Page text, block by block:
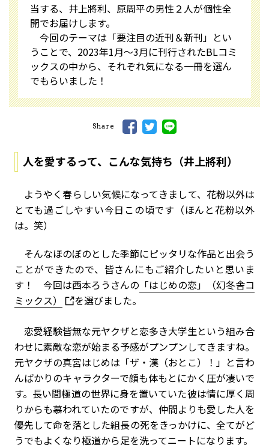
当する、井上將利、原周平の男性２人が個性全
開でお届けします。
今回のテーマは「要注目の近刊＆新刊」とい
うことで、2023年1月〜3月に刊行されたBLコミ
ックスの中から、それぞれ気になる一冊を選ん
でもらいました！
Share
人を愛するって、こんな気持ち（井上將利）
ようやく春らしい気候になってきまして、花粉以外は
とても過ごしやすい今日この頃です（ほんと花粉以外
は。笑）
そんなほのぼのとした季節にピッタリな作品と出会う
ことができたので、皆さんにもご紹介したいと思いま
す！ 今回は西本ろうさんの 「はじめの恋」（幻冬舎コ
ミックス）
を選びました。
恋愛経験皆無な元ヤクザと恋多き大学生という組み合
わせに素敵な恋が始まる予感がプンプンしてきますね。
元ヤクザの真宮はじめは「ザ・漢（おとこ）！」と言わ
んばかりのキャラクターで顔も体もとにかく圧が凄いで
す。長い間極道の世界に身を置いていた彼は情に厚く周
りからも慕われていたのですが、仲間よりも愛した人を
優先して命を落とした組長の死をきっかけに、全てがど
うでもよくなり極道から足を洗ってニートになります。